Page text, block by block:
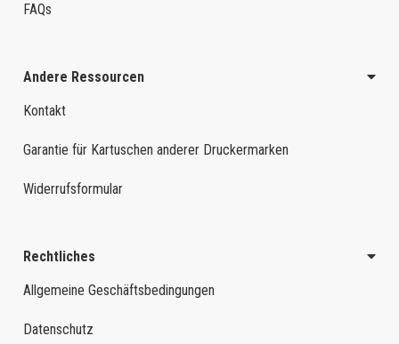
FAQs
Andere Ressourcen
Kontakt
Garantie für Kartuschen anderer Druckermarken
Widerrufsformular
Rechtliches
Allgemeine Geschäftsbedingungen
Datenschutz